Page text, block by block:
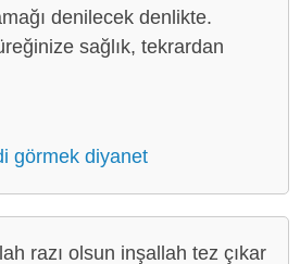
denilecek denlikte.
sağlık, tekrardan
görmek diyanet
razı olsun inşallah tez çıkar